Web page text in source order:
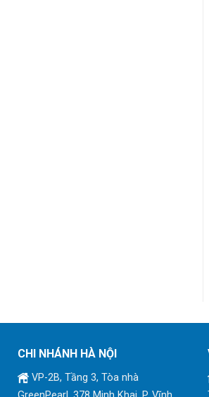
CHI NHÁNH HÀ NỘI
VP-2B, Tầng 3, Tòa nhà